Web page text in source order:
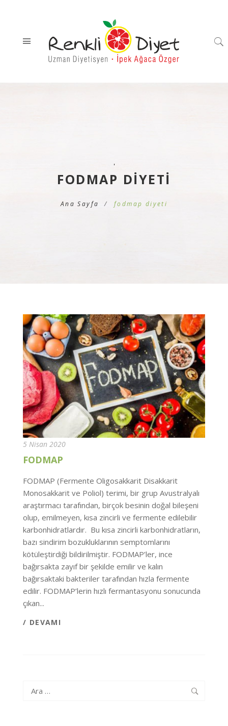
'
FODMAP DIYETI
Ana Sayfa fodmap diyeti
5 Nisan 2020
FODMAP
FODMAP (Fermente Oligosakkarit Disakkarit
Monosakkarit ve Poliol) terimi, bir grup Avustralyalı
araştırmacı tarafından, birçok besinin doğal bileşeni
olup, emilmeyen, kısa zincirli ve fermente edilebilir
karbonhidratlardır. Bu kısa zincirli karbonhidratların,
bazı sindirim bozukluklarının semptomlarını
kötüleştirdiği bildirilmiştir. FODMAP’ler, ince
bağırsakta zayıf bir şekilde emilir ve kalın
bağırsaktaki bakteriler tarafından hızla fermente
edilir. FODMAP’lerin hızlı fermantasyonu sonucunda
çıkan...
/ DEVAMI
Arama: